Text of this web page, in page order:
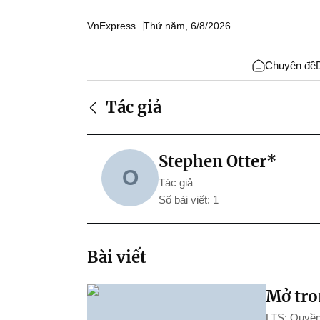
VnExpress Thứ năm, 6/8/2026
Chuyên đề
Tác giả
O
Stephen Otter*
Tác giả
Số bài viết: 1
Bài viết
Mở
LTS: